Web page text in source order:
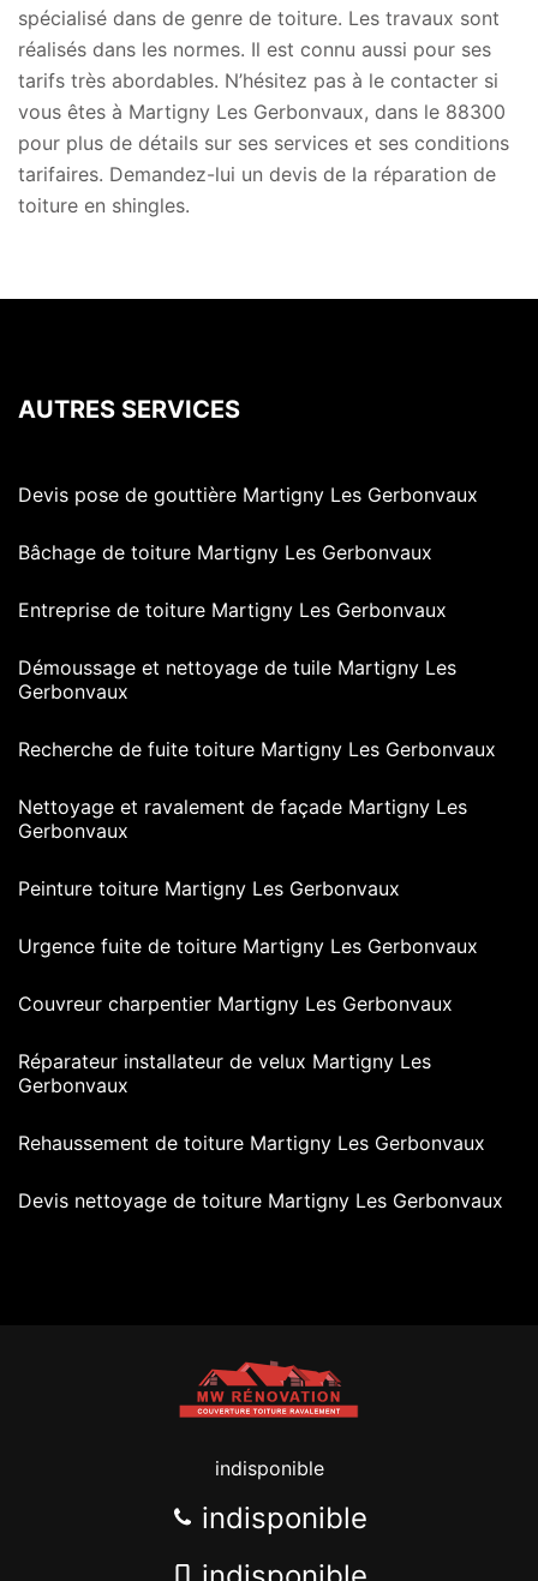
spécialisé dans de genre de toiture. Les travaux sont
réalisés dans les normes. Il est connu aussi pour ses
tarifs très abordables. N’hésitez pas à le contacter si
vous êtes à Martigny Les Gerbonvaux, dans le 88300
pour plus de détails sur ses services et ses conditions
tarifaires. Demandez-lui un devis de la réparation de
toiture en shingles.
AUTRES SERVICES
Devis pose de gouttière Martigny Les Gerbonvaux
Bâchage de toiture Martigny Les Gerbonvaux
Entreprise de toiture Martigny Les Gerbonvaux
Démoussage et nettoyage de tuile Martigny Les
Gerbonvaux
Recherche de fuite toiture Martigny Les Gerbonvaux
Nettoyage et ravalement de façade Martigny Les
Gerbonvaux
Peinture toiture Martigny Les Gerbonvaux
Urgence fuite de toiture Martigny Les Gerbonvaux
Couvreur charpentier Martigny Les Gerbonvaux
Réparateur installateur de velux Martigny Les
Gerbonvaux
Rehaussement de toiture Martigny Les Gerbonvaux
Devis nettoyage de toiture Martigny Les Gerbonvaux
indisponible
indisponible